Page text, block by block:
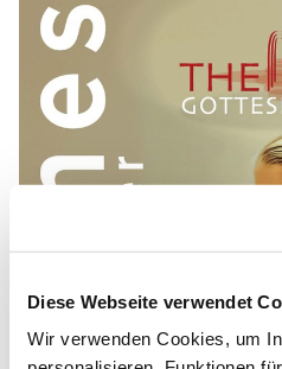
Diese Webseite verwendet
Wir verwenden Cookies, um